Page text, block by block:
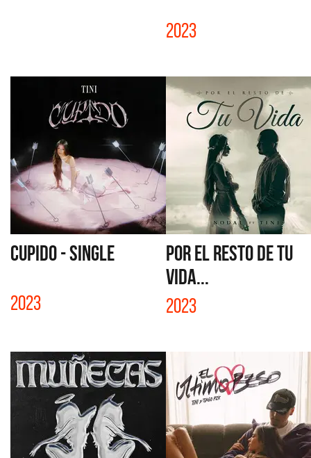
2023
CUPIDO - SINGLE
2023
POR EL RESTO DE TU
VIDA...
2023